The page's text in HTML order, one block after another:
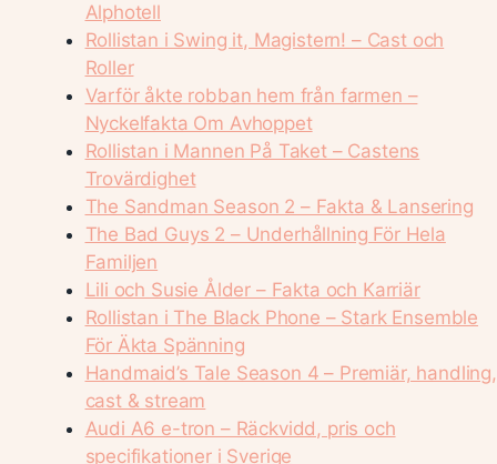
Alphotell
Rollistan i Swing it, Magistern! – Cast och
Roller
Varför åkte robban hem från farmen –
Nyckelfakta Om Avhoppet
Rollistan i Mannen På Taket – Castens
Trovärdighet
The Sandman Season 2 – Fakta & Lansering
The Bad Guys 2 – Underhållning För Hela
Familjen
Lili och Susie Ålder – Fakta och Karriär
Rollistan i The Black Phone – Stark Ensemble
För Äkta Spänning
Handmaid’s Tale Season 4 – Premiär, handling,
cast & stream
Audi A6 e-tron – Räckvidd, pris och
specifikationer i Sverige